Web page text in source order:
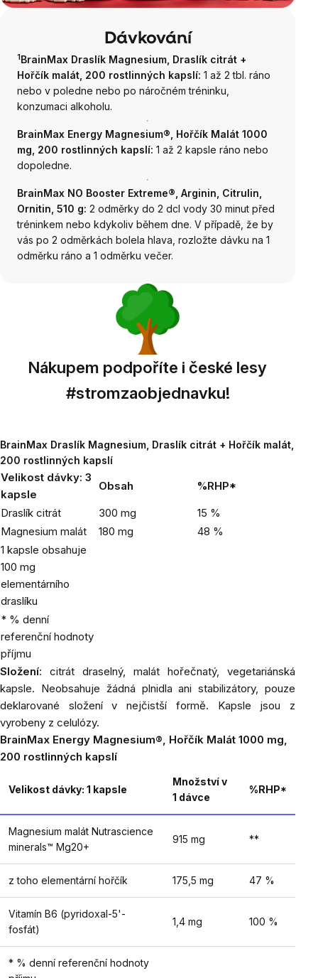
Dávkování
1BrainMax Draslík Magnesium, Draslík citrát +
Hořčík malát, 200 rostlinných kapslí: 1 až 2 tbl. ráno
nebo v poledne nebo po náročném tréninku,
konzumaci alkoholu.
BrainMax Energy Magnesium®, Hořčík Malát 1000
mg, 200 rostlinných kapslí: 1 až 2 kapsle ráno nebo
dopoledne.
BrainMax NO Booster Extreme®, Arginin, Citrulin,
Ornitin, 510 g: 2 odměrky do 2 dcl vody 30 minut před
tréninkem nebo kdykoliv během dne. V případě, že by
vás po 2 odměrkách bolela hlava, rozložte dávku na 1
odměrku ráno a 1 odměrku večer.
Nákupem podpoříte i české lesy
#stromzaobjednavku!
BrainMax Draslík Magnesium, Draslík citrát + Hořčík malát,
200 rostlinných kapslí
Velikost dávky: 3
kapsle
Obsah
%RHP*
Draslík citrát
300 mg
15 %
Magnesium malát
180 mg
48 %
1 kapsle obsahuje
100 mg
elementárního
draslíku
* % denní
referenční hodnoty
příjmu
Složení: citrát draselný, malát hořečnatý, vegetariánská
kapsle. Neobsahuje žádná plnidla ani stabilizátory, pouze
deklarované složení v nejčistší formě. Kapsle jsou z
vyrobeny z celulózy.
BrainMax Energy Magnesium®, Hořčík Malát 1000 mg,
200 rostlinných kapslí
Velikost dávky: 1 kapsle
Množství v
1 dávce
%RHP*
Magnesium malát Nutrascience
minerals™ Mg20+
915 mg **
z toho elementární hořčík 175,5 mg 47 %
Vitamín B6 (pyridoxal-5'-
fosfát)
1,4 mg 100 %
* % denní referenční hodnoty